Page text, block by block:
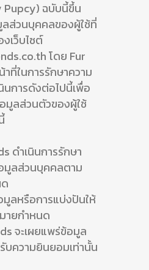
Pupcy) ฉบับนี้ขึ้น
ส่วนบุคคลของผู้ใช้ที่
งเว็บไซต์
โดย Fur
ที่ในการรักษาความ
นการดังต่อไปนี้เพื่อ
มูลส่วนตัวของผู้ใช้
ดำเนินการรักษา
ลส่วนบุคคลตาม
มูลหรือการแบ่งปันให้
ายกำหนด
จะเผยแพร่ข้อมูล
บความยินยอมเท่านั้น